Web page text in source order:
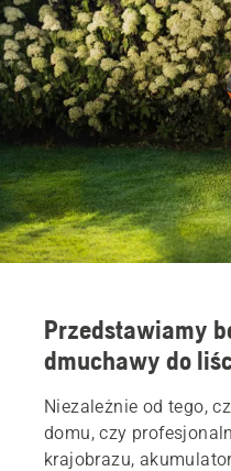
Przedstawiamy
dmuchawy do
Niezależnie od tego,
domu, czy
krajobrazu,